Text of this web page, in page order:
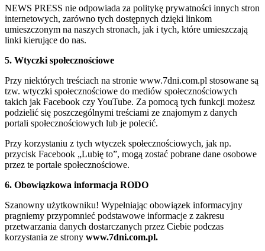
NEWS PRESS nie odpowiada za politykę prywatności innych stron
internetowych, zarówno tych dostępnych dzięki linkom
umieszczonym na naszych stronach, jak i tych, które umieszczają
linki kierujące do nas.
5. Wtyczki społecznościowe
Przy niektórych treściach na stronie www.7dni.com.pl stosowane są
tzw. wtyczki społecznościowe do mediów społecznościowych
takich jak Facebook czy YouTube. Za pomocą tych funkcji możesz
podzielić się poszczególnymi treściami ze znajomym z danych
portali społecznościowych lub je polecić.
Przy korzystaniu z tych wtyczek społecznościowych, jak np.
przycisk Facebook „Lubię to”, mogą zostać pobrane dane osobowe
przez te portale społecznościowe.
6. Obowiązkowa informacja RODO
Szanowny użytkowniku! Wypełniając obowiązek informacyjny
pragniemy przypomnieć podstawowe informacje z zakresu
przetwarzania danych dostarczanych przez Ciebie podczas
korzystania ze strony www.7dni.com.pl.